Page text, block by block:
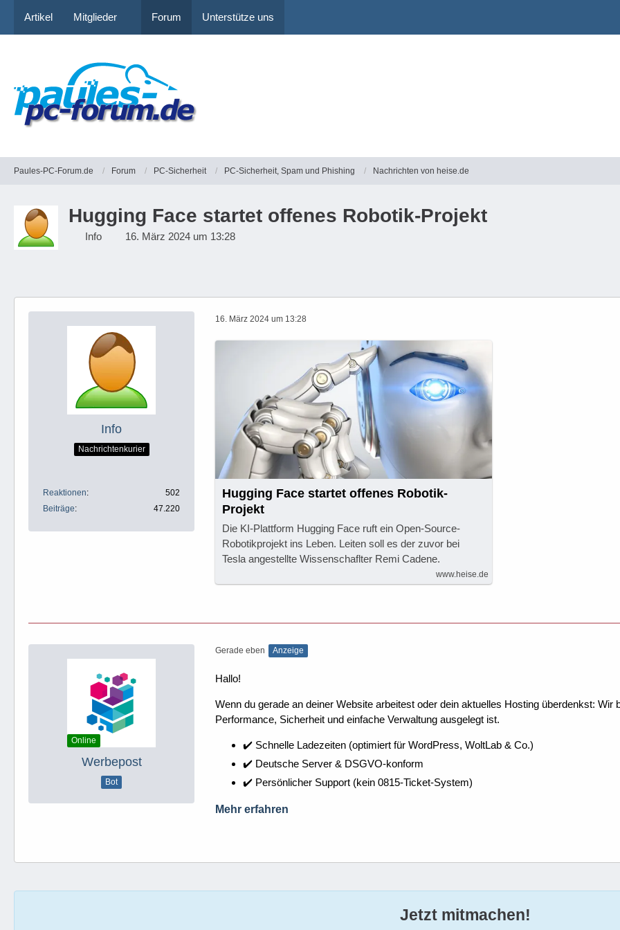
Artikel Mitglieder Forum Unterstütze uns
Paules-PC-Forum.de Forum PC-Sicherheit PC-Sicherheit, Spam und Phishing Nachrichten von heise.de
Hugging Face startet offenes Robotik-Projekt
Info 16. März 2024 um 13:28
Info
Nachrichtenkurier
Reaktionen
502
Beiträge
47.220
16. März 2024 um 13:28
Hugging Face startet offenes Robotik-
Projekt
Die KI-Plattform Hugging Face ruft ein Open-Source-
Robotikprojekt ins Leben. Leiten soll es der zuvor bei
Tesla angestellte Wissenschaflter Remi Cadene.
www.heise.de
Online
Werbepost
Bot
Gerade eben Anzeige
Hallo!
Wenn du gerade an deiner Website arbeitest oder dein aktuelles Hosting überdenkst:
Performance, Sicherheit und einfache Verwaltung ausgelegt ist.
✔️ Schnelle Ladezeiten (optimiert für WordPress, WoltLab & Co.)
✔️ Deutsche Server & DSGVO-konform
✔️ Persönlicher Support (kein 0815-Ticket-System)
Mehr erfahren
Jetzt mitmachen!